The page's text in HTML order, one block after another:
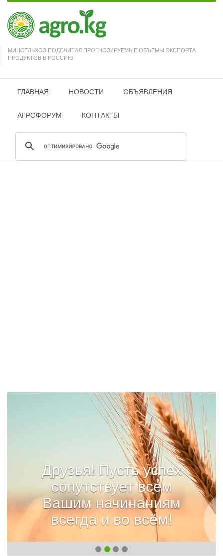
МИНСЕЛЬХОЗ ПОДСЧИТАЛ ПРОГНОЗИРУЕМЫЕ ОБЪЕМЫ ЭКСПОРТА
ПРОДУКТОВ В РОССИЮ
ГЛАВНАЯ НОВОСТИ ОБЪЯВЛЕНИЯ
АГРОФОРУМ КОНТАКТЫ
Друзья! Пусть успех
сопутствует всем
Вашим начинаниям
всегда и во всём!